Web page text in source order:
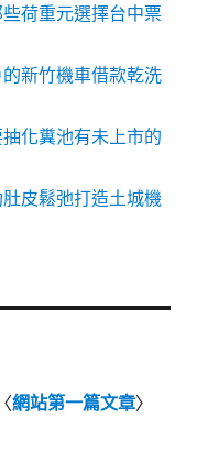
荷重元選擇台中票
新竹機車借款乾洗
化糞池有未上市的
皮鬆弛打造土城機
網站第一篇文章〉